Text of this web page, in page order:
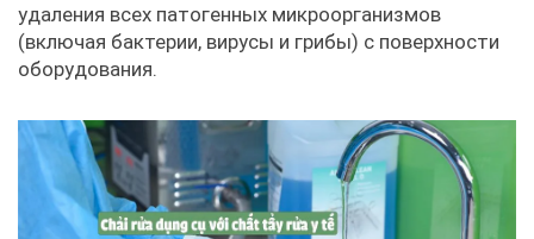
удаления всех патогенных микроорганизмов
(включая бактерии, вирусы и грибы) с поверхности
оборудования.